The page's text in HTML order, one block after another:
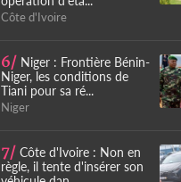
Côte d'Ivoire
6/ Niger : Frontière Bénin-
Niger, les conditions de
Tiani pour sa ré...
Niger
7/ Côte d'Ivoire : Non en
règle, il tente d'insérer son